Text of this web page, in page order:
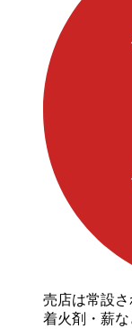
売店は常設
着火剤・薪